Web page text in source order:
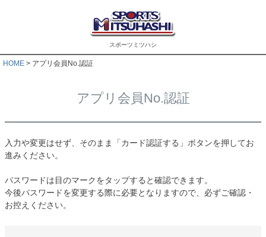
スポーツミツハシ
HOME アプリ会員No.認証
アプリ会員No.認証
入力や変更はせず、そのまま「カード認証する」ボタンを押してお
進みください。
パスワードは目のマークをタップすると確認できます。
今後パスワードを変更する際に必要となりますので、必ずご確認・
お控えください。